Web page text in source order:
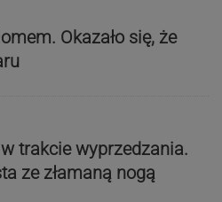
Okazało się, że
trakcie wyprzedzania.
ze złamaną nogą